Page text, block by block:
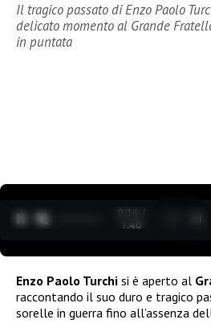
Il tragico passato di Enzo Paolo
delicato momento al Grande
in puntata
0:15 /
1:40
Enzo Paolo Turchi si è aperto al
raccontando il suo duro e tragico
sorelle in guerra fino all’assenza